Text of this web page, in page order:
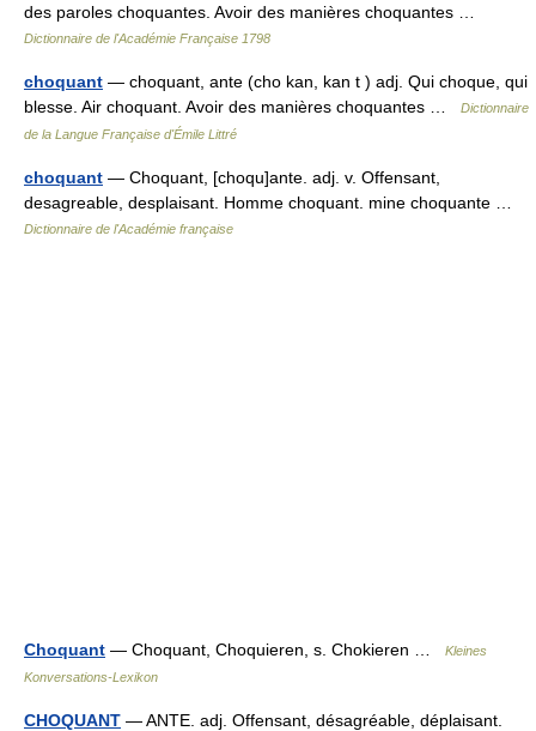
des paroles choquantes. Avoir des manières choquantes …
Dictionnaire de l'Académie Française 1798
choquant — choquant, ante (cho kan, kan t ) adj. Qui choque, qui
blesse. Air choquant. Avoir des manières choquantes …
Dictionnaire
de la Langue Française d'Émile Littré
choquant — Choquant, [choqu]ante. adj. v. Offensant,
desagreable, desplaisant. Homme choquant. mine choquante …
Dictionnaire de l'Académie française
Choquant — Choquant, Choquieren, s. Chokieren …
Kleines
Konversations-Lexikon
CHOQUANT — ANTE. adj. Offensant, désagréable, déplaisant.